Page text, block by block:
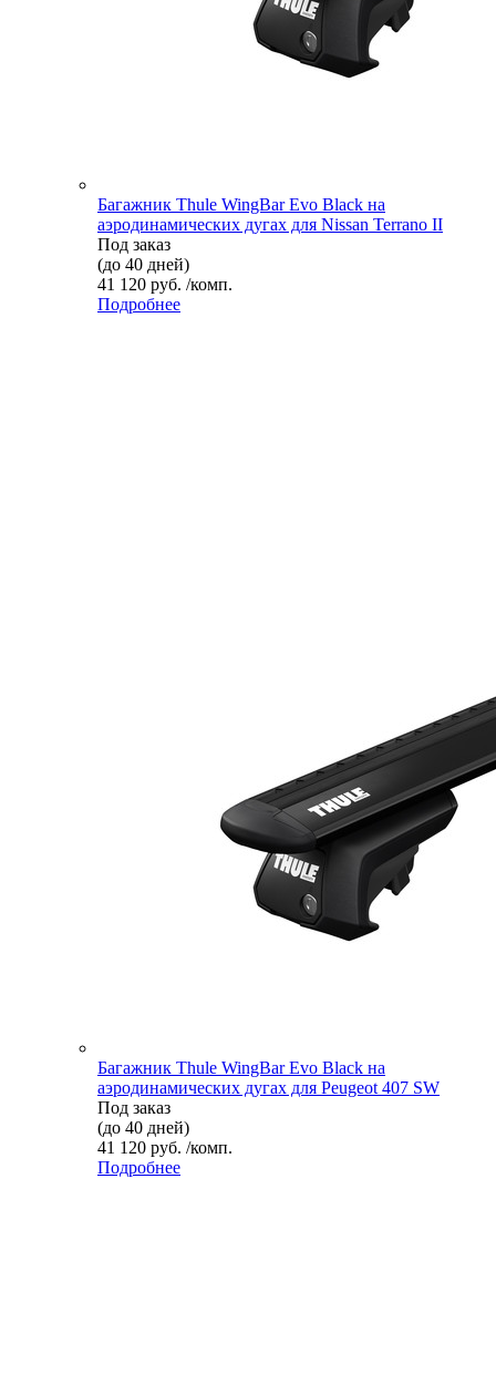
Багажник Thule WingBar Evo Black на
аэродинамических дугах для Nissan Terrano II
Под заказ
(до 40 дней)
41 120 руб. /комп.
Подробнее
Багажник Thule WingBar Evo Black на
аэродинамических дугах для Peugeot 407 SW
Под заказ
(до 40 дней)
41 120 руб. /комп.
Подробнее